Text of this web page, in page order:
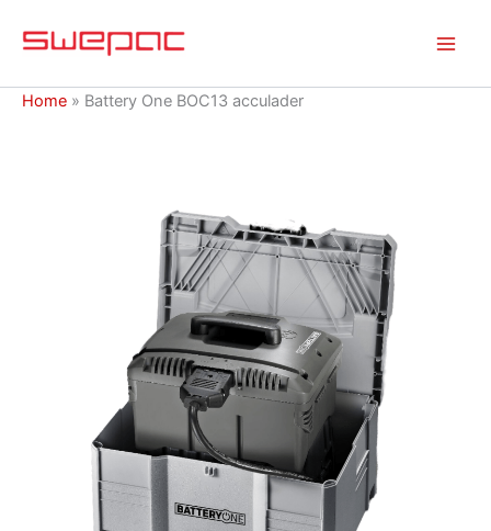
naar
inhoud
Home » Battery One BOC13 acculader